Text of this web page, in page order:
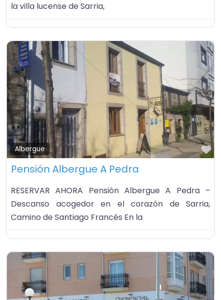
la villa lucense de Sarria,
Albergue
Pensión Albergue A Pedra
RESERVAR AHORA Pensión Albergue A Pedra –
Descanso acogedor en el corazón de Sarria,
Camino de Santiago Francés En la